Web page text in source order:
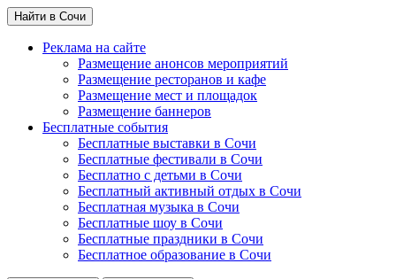
Найти в Сочи
Реклама на сайте
Размещение анонсов мероприятий
Размещение ресторанов и кафе
Размещение мест и площадок
Размещение баннеров
Бесплатные события
Бесплатные выставки в Сочи
Бесплатные фестивали в Сочи
Бесплатно с детьми в Сочи
Бесплатный активный отдых в Сочи
Бесплатная музыка в Сочи
Бесплатные шоу в Сочи
Бесплатные праздники в Сочи
Бесплатное образование в Сочи